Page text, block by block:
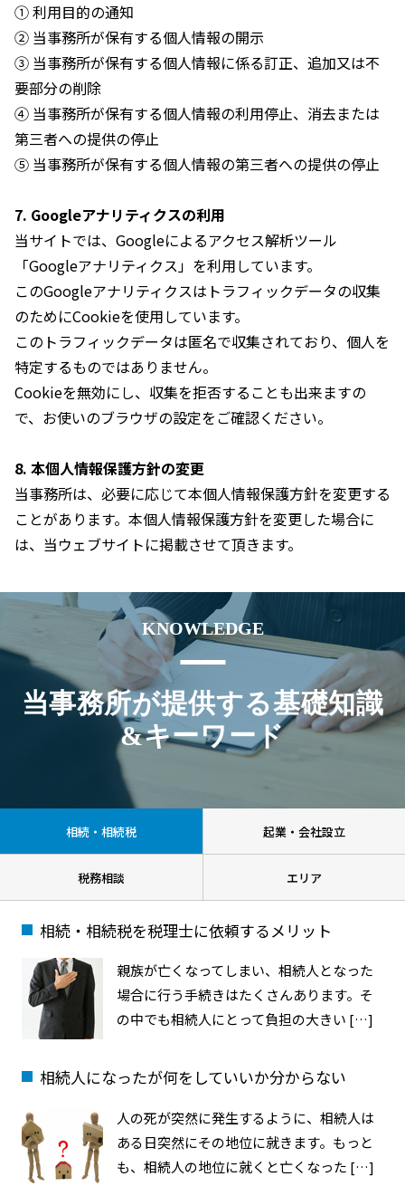
① 利用目的の通知
② 当事務所が保有する個人情報の開示
③ 当事務所が保有する個人情報に係る訂正、追加又は不
要部分の削除
④ 当事務所が保有する個人情報の利用停止、消去または
第三者への提供の停止
⑤ 当事務所が保有する個人情報の第三者への提供の停止
7. Googleアナリティクスの利用
当サイトでは、Googleによるアクセス解析ツール
「Googleアナリティクス」を利用しています。
このGoogleアナリティクスはトラフィックデータの収集
のためにCookieを使用しています。
このトラフィックデータは匿名で収集されており、個人を
特定するものではありません。
Cookieを無効にし、収集を拒否することも出来ますの
で、お使いのブラウザの設定をご確認ください。
8. 本個人情報保護方針の変更
当事務所は、必要に応じて本個人情報保護方針を変更する
ことがあります。本個人情報保護方針を変更した場合に
は、当ウェブサイトに掲載させて頂きます。
KNOWLEDGE
当事務所が提供する基礎知識
&キーワード
相続・相続税 起業・会社設立
税務相談 エリア
相続・相続税を税理士に依頼するメリット
親族が亡くなってしまい、相続人となった
場合に行う手続きはたくさんあります。そ
の中でも相続人にとって負担の大きい […]
相続人になったが何をしていいか分からない
人の死が突然に発生するように、相続人は
ある日突然にその地位に就きます。もっと
も、相続人の地位に就くと亡くなった […]